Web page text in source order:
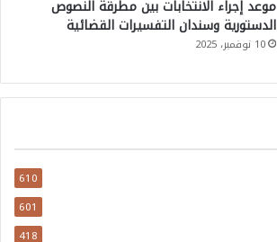
موعد إجراء الانتخابات بين مطرقة النصوص
الدستورية وسندان التفسيرات القضائية
10 نوفمبر، 2025
610
601
418